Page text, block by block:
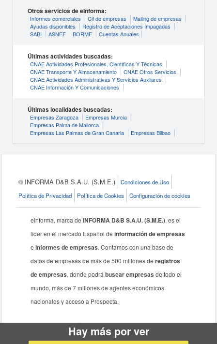
Otros servicios de eInforma:
Informes comerciales Cif de empresas
Mailing de empresas
Ayudas disponibles
Registro de Aceptaciones Impagadas
SABI
ASNEF BORME Cuentas Anuales
Últimas actividades buscadas:
CNAE Actividades Profesionales, Científicas Y Técnicas
CNAE Transporte Y Almacenamiento
CNAE Otros Servicios
CNAE Actividades Administrativas Y Servicios Auxliares
CNAE Información Y Comunicaciones
Últimas localidades buscadas:
Empresas Zaragoza
Empresas Murcia
Empresas Palma de Mallorca
Empresas Las Palmas de Gran Canaria
Empresas Bilbao
© INFORMA D&B S.A.U. (S.M.E.)
Condiciones de Uso
Política de Privacidad
Política de Cookies Configuración de cookies
eInforma, marca deINFORMA D&B S.A.U. (S.M.E.), es el
líder en el mercado Español deinformación de empresas
einformes de empresas. Contamos con una base de
datos de empresas de más de 500 millones deregistros
de empresas, donde podrábuscar empresas de todo el
mundo, más de 7 millones de agentes económicos
nacionales y acceso a Prospecta.
Hay más por ver